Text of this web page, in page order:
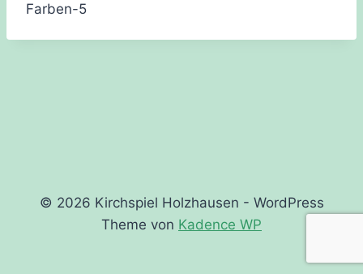
Farben-5
© 2026 Kirchspiel Holzhausen - WordPress
Theme von Kadence WP